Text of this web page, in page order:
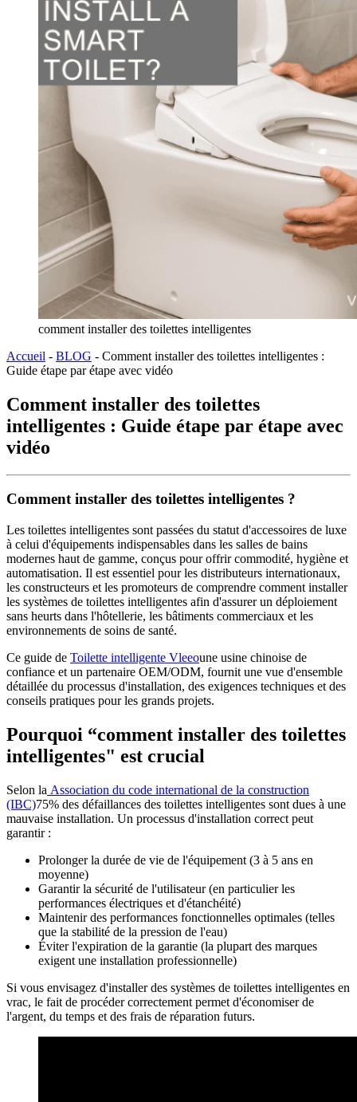
comment installer des toilettes intelligentes
Accueil - BLOG - Comment installer des toilettes intelligentes :
Guide étape par étape avec vidéo
Comment installer des toilettes
intelligentes : Guide étape par étape avec
vidéo
Comment installer des toilettes intelligentes ?
Les toilettes intelligentes sont passées du statut d'accessoires de luxe
à celui d'équipements indispensables dans les salles de bains
modernes haut de gamme, conçus pour offrir commodité, hygiène et
automatisation. Il est essentiel pour les distributeurs internationaux,
les constructeurs et les promoteurs de comprendre comment installer
les systèmes de toilettes intelligentes afin d'assurer un déploiement
sans heurts dans l'hôtellerie, les bâtiments commerciaux et les
environnements de soins de santé.
Ce guide de Toilette intelligente Vleeoune usine chinoise de
confiance et un partenaire OEM/ODM, fournit une vue d'ensemble
détaillée du processus d'installation, des exigences techniques et des
conseils pratiques pour les grands projets.
Pourquoi “comment installer des toilettes
intelligentes" est crucial
Selon la Association du code international de la construction
(IBC)75% des défaillances des toilettes intelligentes sont dues à une
mauvaise installation. Un processus d'installation correct peut
garantir :
Prolonger la durée de vie de l'équipement (3 à 5 ans en
moyenne)
Garantir la sécurité de l'utilisateur (en particulier les
performances électriques et d'étanchéité)
Maintenir des performances fonctionnelles optimales (telles
que la stabilité de la pression de l'eau)
Éviter l'expiration de la garantie (la plupart des marques
exigent une installation professionnelle)
Si vous envisagez d'installer des systèmes de toilettes intelligentes en
vrac, le fait de procéder correctement permet d'économiser de
l'argent, du temps et des frais de réparation futurs.